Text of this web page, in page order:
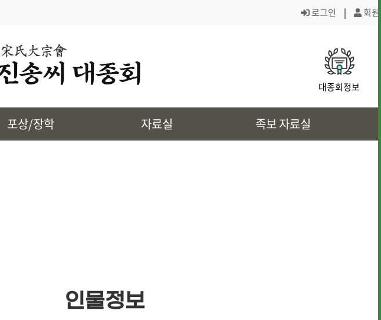
로그인 | 회
대종회정보
포상/장학 자료실 족보 자료실
· 역대회장,의
· 시조 및 본관유래
· 상하송촌리에 대하여
· 대전회덕 거주이유
· 삼강려 애각
· 상4대 신위
· 쌍청당과 대
인물정보